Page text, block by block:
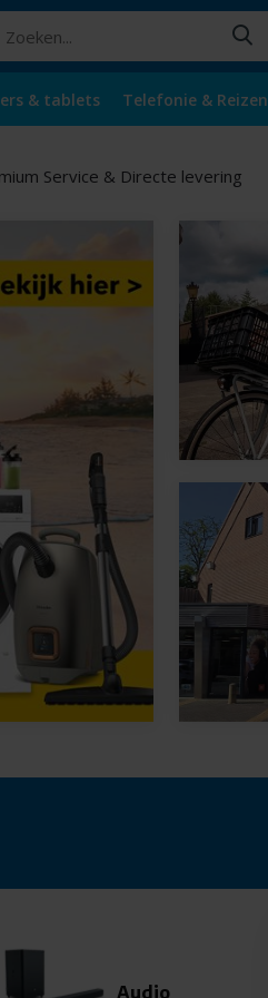
& tablets Telefonie & Reizen
Service & Directe levering
Audio